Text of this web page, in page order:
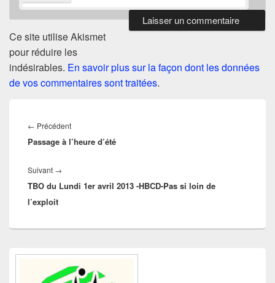
Ce site utilise Akismet
pour réduire les
indésirables. En savoir plus sur la façon dont les données
de vos commentaires sont traitées.
de
l’article
← PrécédentArticle
précédent :
Passage à l’heure d’été
Suivant →
suivant :
TBO du Lundi 1er avril 2013 -HBCD-Pas si loin de
l’exploit
Zone